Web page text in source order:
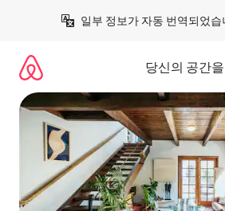
일부 정보가 자동 번역되었습
당신의 공간